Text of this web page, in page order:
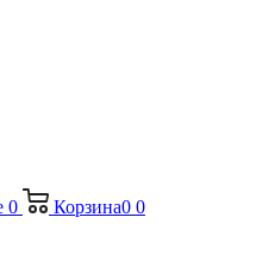
0 Корзина0 0